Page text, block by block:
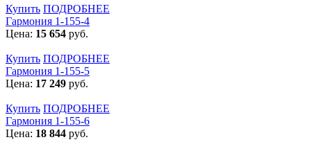
Купить ПОДРОБНЕЕ
Гармония 1-155-4
Цена: 15 654 руб.
Купить ПОДРОБНЕЕ
Гармония 1-155-5
Цена: 17 249 руб.
Купить ПОДРОБНЕЕ
Гармония 1-155-6
Цена: 18 844 руб.